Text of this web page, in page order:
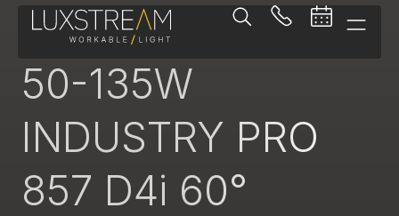
Pendelleuchte
50-135W
INDUSTRY PRO
857 D4i 60°